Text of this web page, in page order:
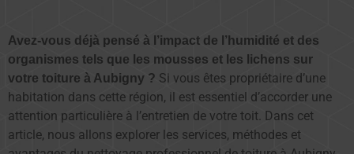
Avez-vous déjà pensé à l’impact de l’humidité et des
organismes tels que les mousses et les lichens sur
votre toiture à Aubigny ? Si vous êtes propriétaire d’une
habitation dans cette région, il est essentiel d’accorder une
attention particulière à l’entretien de votre toit. Dans cet
article, nous allons explorer les services, méthodes et